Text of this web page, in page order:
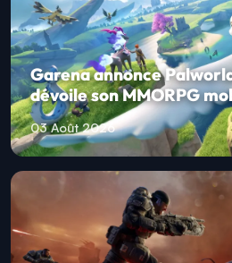
Garena annonce
dévoile son MMORPG
03 Août 2026